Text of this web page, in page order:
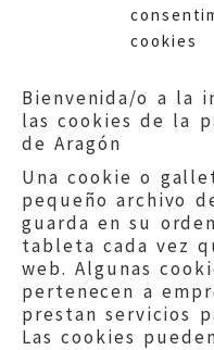
cookies
Bienvenida/o a la
las cookies de la
de Aragón
Una cookie o
pequeño archivo
guarda en su
tableta cada vez
web. Algunas
pertenecen a
prestan servicios
Las cookies